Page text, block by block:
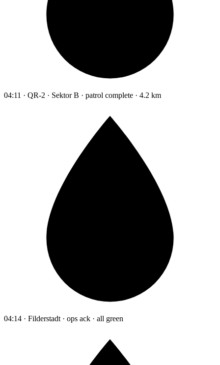
04:11 · QR-2 · Sektor B · patrol complete · 4.2 km
04:14 · Filderstadt · ops ack · all green